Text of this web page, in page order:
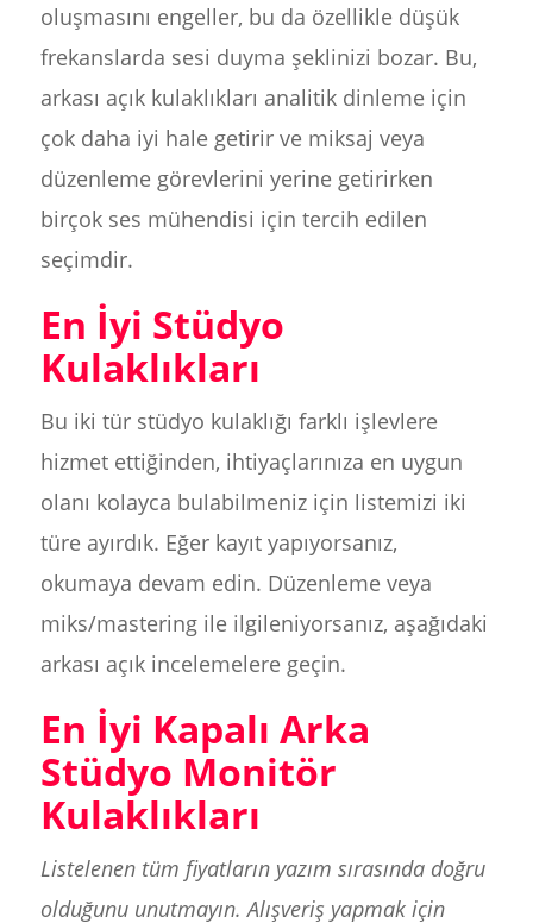
oluşmasını engeller, bu da özellikle düşük
frekanslarda sesi duyma şeklinizi bozar. Bu,
arkası açık kulaklıkları analitik dinleme için
çok daha iyi hale getirir ve miksaj veya
düzenleme görevlerini yerine getirirken
birçok ses mühendisi için tercih edilen
seçimdir.
En İyi Stüdyo
Kulaklıkları
Bu iki tür stüdyo kulaklığı farklı işlevlere
hizmet ettiğinden, ihtiyaçlarınıza en uygun
olanı kolayca bulabilmeniz için listemizi iki
türe ayırdık. Eğer kayıt yapıyorsanız,
okumaya devam edin. Düzenleme veya
miks/mastering ile ilgileniyorsanız, aşağıdaki
arkası açık incelemelere geçin.
En İyi Kapalı Arka
Stüdyo Monitör
Kulaklıkları
Listelenen tüm fiyatların yazım sırasında doğru
olduğunu unutmayın. Alışveriş yapmak için